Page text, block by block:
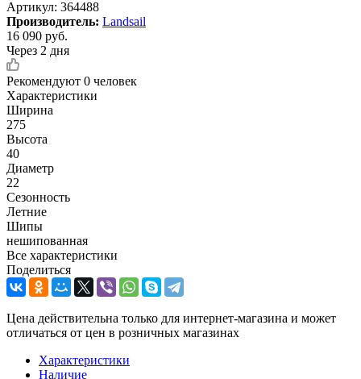
Артикул: 364488
Производитель: Landsail
16 090 руб.
Через 2 дня
Рекомендуют 0 человек
Характеристики
Ширина
275
Высота
40
Диаметр
22
Сезонность
Летние
Шипы
нешипованная
Все характеристики
Поделиться
Цена действительна только для интернет-магазина и может
отличаться от цен в розничных магазинах
Характеристики
Наличие